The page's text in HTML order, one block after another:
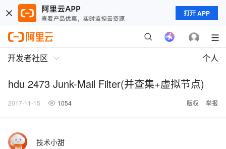
打开 APP
开发者社区 个人
hdu 2473 Junk-Mail Filter(并查集+虚拟节点)
2017-11-15 1054 版权 举报
技术小甜